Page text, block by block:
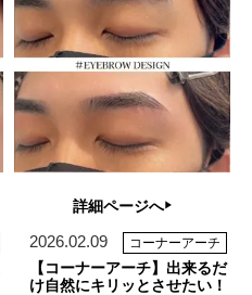
詳細ページへ
2026.02.09 コーナーアーチ
【コーナーアーチ】出来るだ
け自然にキリッとさせたい！